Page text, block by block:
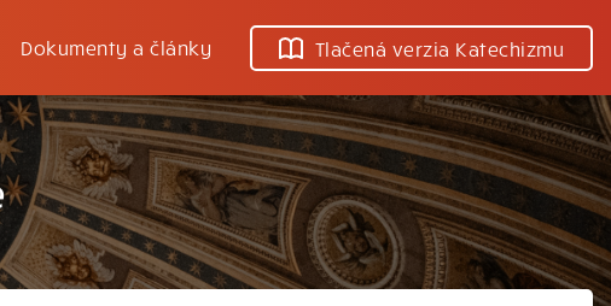
Dokumenty a články Tlačená verzia Katechizmu